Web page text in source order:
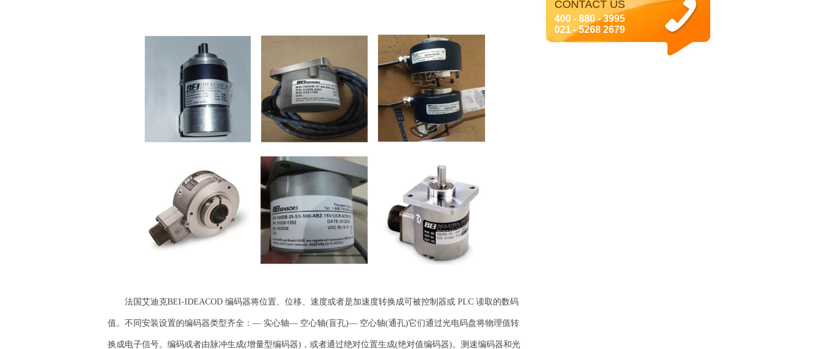
CONTACT US
400 - 880 - 3995
021 - 5268 2679
法国艾迪克BEI-IDEACOD 编码器将位置、位移、速度或者是加速度转换成可被控制器或 PLC 读取的数码
值。不同安装设置的编码器类型齐全：— 实心轴— 空心轴(盲孔)— 空心轴(通孔)它们通过光电码盘将物理值转
换成电子信号。编码或者由脉冲生成(增量型编码器)，或者通过绝对位置生成(绝对值编码器)。测速编码器和光